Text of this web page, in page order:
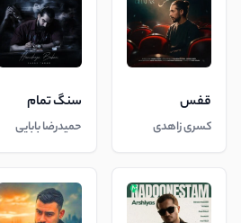
قفس
کسری زاهدی
سنگ تمام
حمیدرضا بابایی